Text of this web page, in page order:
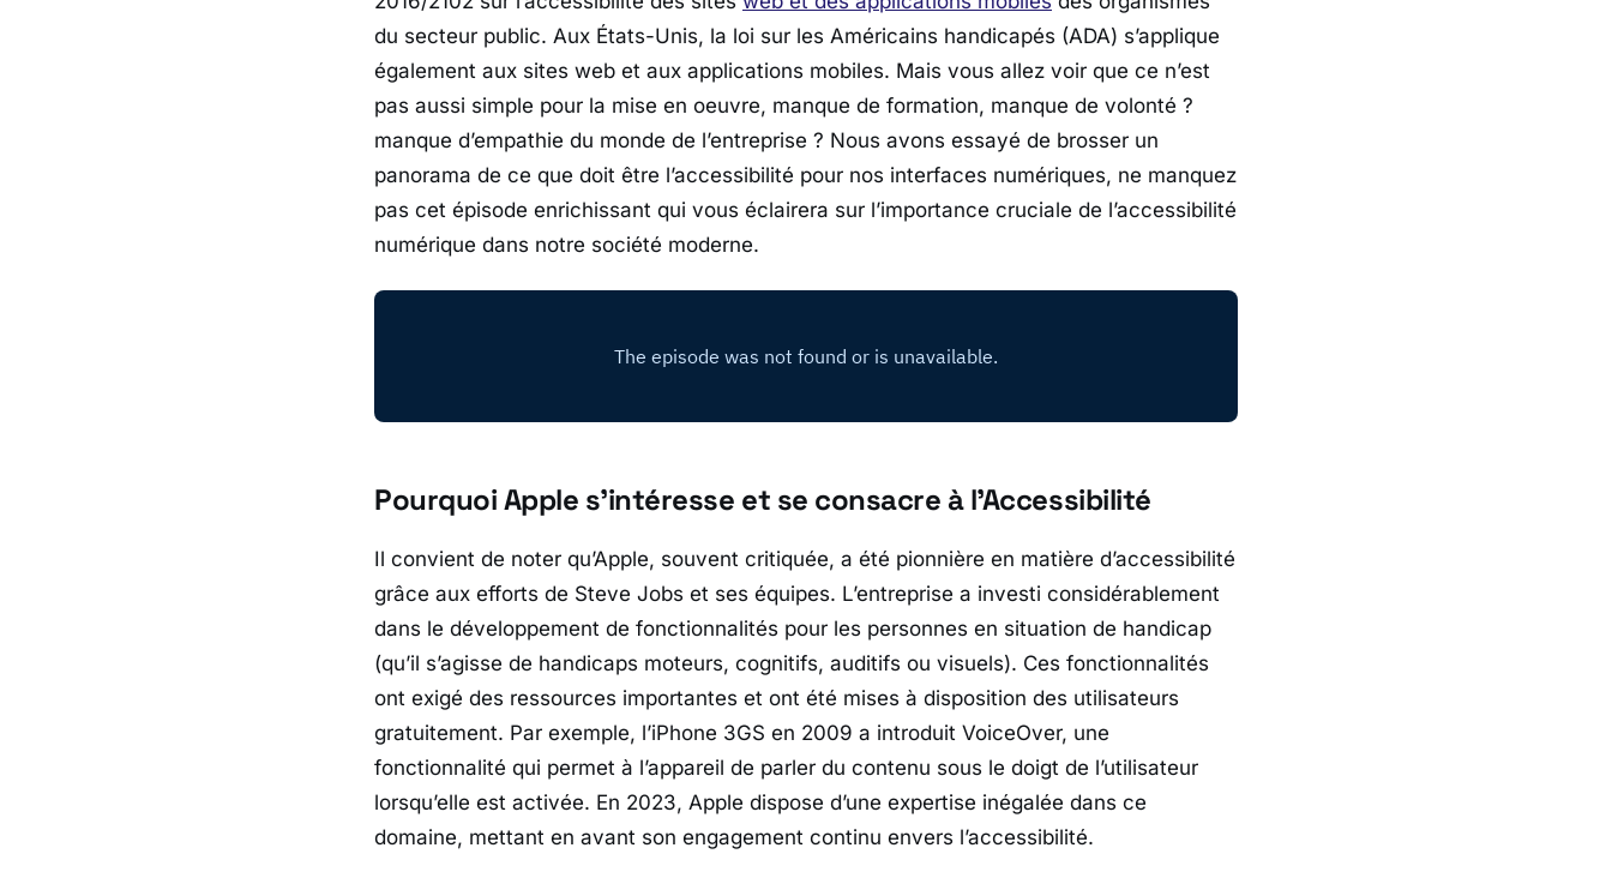
du secteur public. Aux États-Unis, la loi sur les Américains handicapés (ADA) s’applique
également aux sites web et aux applications mobiles. Mais vous allez voir que ce n’est
pas aussi simple pour la mise en oeuvre, manque de formation, manque de volonté ?
manque d’empathie du monde de l’entreprise ? Nous avons essayé de brosser un
panorama de ce que doit être l’accessibilité pour nos interfaces numériques, ne manquez
pas cet épisode enrichissant qui vous éclairera sur l’importance cruciale de l’accessibilité
numérique dans notre société moderne.
Pourquoi Apple s’intéresse et se consacre à l’Accessibilité
Il convient de noter qu’Apple, souvent critiquée, a été pionnière en matière d’accessibilité
grâce aux efforts de Steve Jobs et ses équipes. L’entreprise a investi considérablement
dans le développement de fonctionnalités pour les personnes en situation de handicap
(qu’il s’agisse de handicaps moteurs, cognitifs, auditifs ou visuels). Ces fonctionnalités
ont exigé des ressources importantes et ont été mises à disposition des utilisateurs
gratuitement. Par exemple, l’iPhone 3GS en 2009 a introduit VoiceOver, une
fonctionnalité qui permet à l’appareil de parler du contenu sous le doigt de l’utilisateur
lorsqu’elle est activée. En 2023, Apple dispose d’une expertise inégalée dans ce
domaine, mettant en avant son engagement continu envers l’accessibilité.